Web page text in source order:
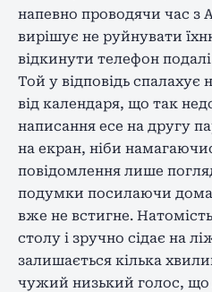
напевно проводячи час з
вирішує не руйнувати
відкинути телефон
Той у відповідь
від календаря, що так
написання есе на другу
на екран, ніби
повідомлення лише
подумки посилаючи
вже не встигне.
столу і зручно сідає на
залишається кілька
чужий низький голос, що